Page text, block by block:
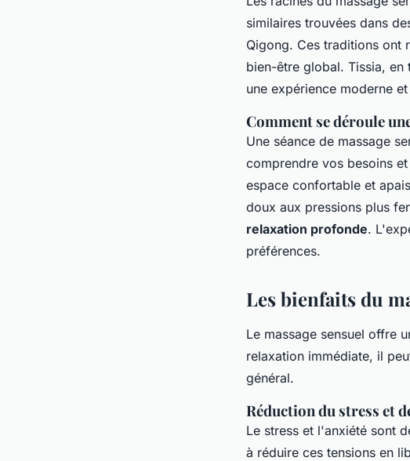
similaires trouvées dans
Qigong. Ces traditions ont
bien-être global. Tissia,
une expérience moderne
Comment se déroule
Une séance de massage
comprendre vos besoins
espace confortable et
doux aux pressions plus
relaxation profonde.
préférences.
Les bienfaits du
Le massage sensuel offre
relaxation immédiate, il
général.
Réduction du stress et
Le stress et l'anxiété sont
à réduire ces tensions en